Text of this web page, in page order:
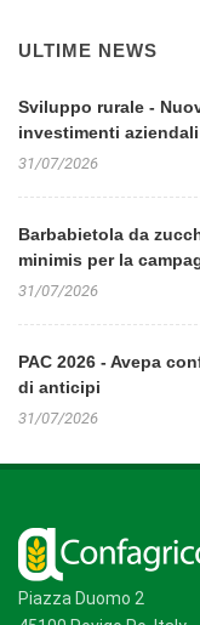
ULTIME NEWS
Sviluppo rurale -
investimenti
31/07/2026
Barbabietola da
minimis per la
31/07/2026
PAC 2026 - Avepa
di anticipi
31/07/2026
Piazza Duomo 2